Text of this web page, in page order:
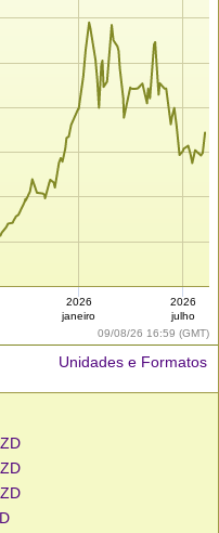
09/08/26 16:59 (GMT)
2026
janeiro
2026
julho
Unidades e Formatos